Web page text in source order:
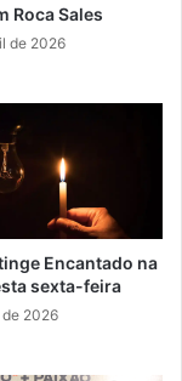
Roca Sales
de 2026
Encantado na
sexta-feira
2026